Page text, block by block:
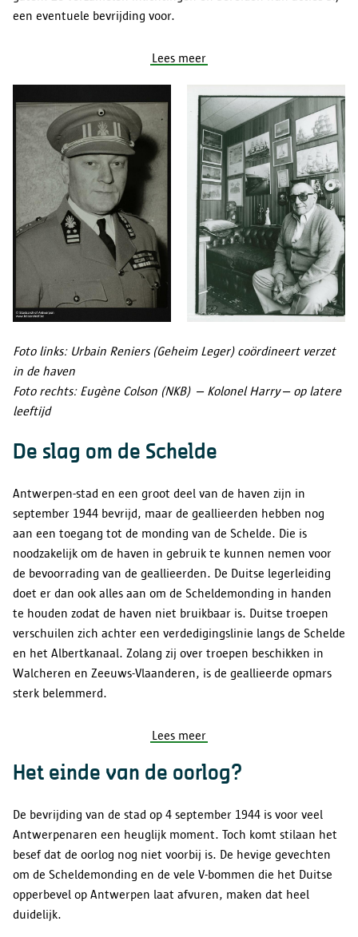
een eventuele bevrijding voor.
Lees meer
Foto links: Urbain Reniers (Geheim Leger) coördineert verzet
in de haven
Foto rechts: Eugène Colson (NKB) – Kolonel Harry – op latere
leeftijd
De slag om de Schelde
Antwerpen-stad en een groot deel van de haven zijn in
september 1944 bevrijd, maar de geallieerden hebben nog
aan een toegang tot de monding van de Schelde. Die is
noodzakelijk om de haven in gebruik te kunnen nemen voor
de bevoorrading van de geallieerden. De Duitse legerleiding
doet er dan ook alles aan om de Scheldemonding in handen
te houden zodat de haven niet bruikbaar is. Duitse troepen
verschuilen zich achter een verdedigingslinie langs de Schelde
en het Albertkanaal. Zolang zij over troepen beschikken in
Walcheren en Zeeuws-Vlaanderen, is de geallieerde opmars
sterk belemmerd.
Lees meer
Het einde van de oorlog?
De bevrijding van de stad op 4 september 1944 is voor veel
Antwerpenaren een heuglijk moment. Toch komt stilaan het
besef dat de oorlog nog niet voorbij is. De hevige gevechten
om de Scheldemonding en de vele V-bommen die het Duitse
opperbevel op Antwerpen laat afvuren, maken dat heel
duidelijk.